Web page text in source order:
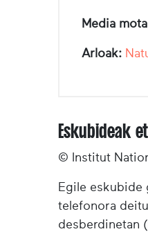
Media
Arloak:
Eskubideak
© Institut
Egile eskubide
telefonora
desberdinetan